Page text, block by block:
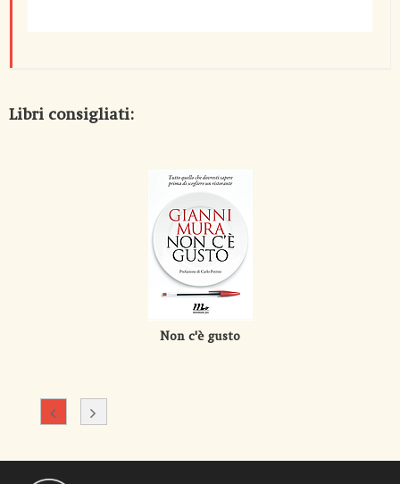
Libri consigliati:
Non c'è gusto